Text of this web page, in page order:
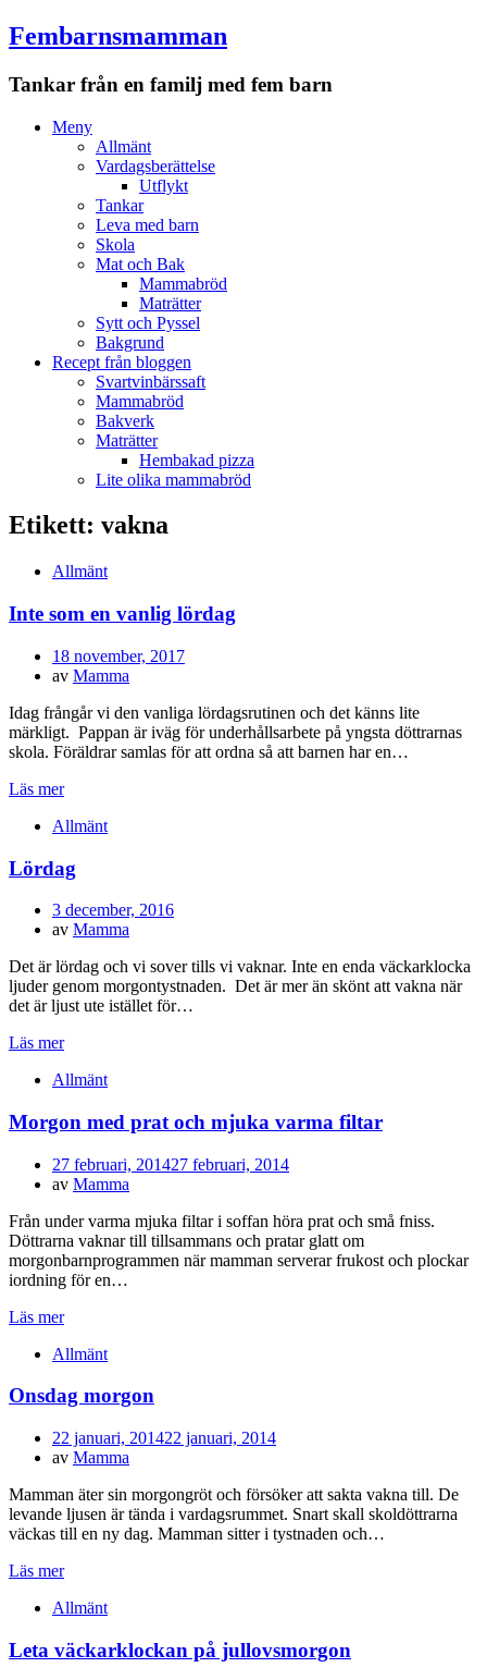
Fembarnsmamman
Tankar från en familj med fem barn
Meny
HoppaMeny
Allmänt
Vardagsberättelse
Utflykt
Tankar
Leva med barn
Skola
Mat och Bak
Mammabröd
Maträtter
Sytt och Pyssel
Bakgrund
Recept från bloggen
Svartvinbärssaft
Mammabröd
Bakverk
Maträtter
Hembakad pizza
Lite olika mammabröd
Etikett: vakna
Allmänt
Inte som en vanlig lördag
Publicerad
den
18 november, 2017
av Mamma
Idag frångår vi den vanliga lördagsrutinen och det känns lite
märkligt. Pappan är iväg för underhållsarbete på yngsta döttrarnas
skola. Föräldrar samlas för att ordna så att barnen har en…
Läs mer
Allmänt
Lördag
Publicerad
den
3 december, 2016
av Mamma
Det är lördag och vi sover tills vi vaknar. Inte en enda väckarklocka
ljuder genom morgontystnaden. Det är mer än skönt att vakna när
det är ljust ute istället för…
Läs mer
Allmänt
Morgon med prat och mjuka varma filtar
Publicerad
den
27 februari, 201427 februari, 2014
av Mamma
Från under varma mjuka filtar i soffan höra prat och små fniss.
Döttrarna vaknar till tillsammans och pratar glatt om
morgonbarnprogrammen när mamman serverar frukost och plockar
iordning för en…
Läs mer
Allmänt
Onsdag morgon
Publicerad
den
22 januari, 201422 januari, 2014
av Mamma
Mamman äter sin morgongröt och försöker att sakta vakna till. De
levande ljusen är tända i vardagsrummet. Snart skall skoldöttrarna
väckas till en ny dag. Mamman sitter i tystnaden och…
Läs mer
Allmänt
Leta väckarklockan på jullovsmorgon